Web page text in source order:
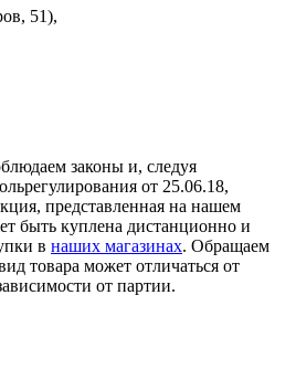
51),
законы и, следуя
от 25.06.18,
представленная на нашем
быть куплена дистанционно и
в наших магазинах. Обращаем
товара может отличаться от
от партии.